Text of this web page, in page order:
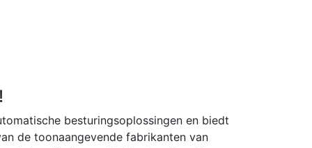
besturingsoplossingen en biedt
de toonaangevende fabrikanten van